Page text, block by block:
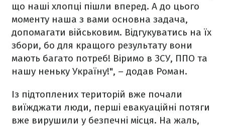
що наші хлопці пішли вперед. А до цього
моменту наша з вами основна задача,
допомагати військовим. Відгукуватись на їх
збори, бо для кращого результату вони
мають багато потреб! Віримо в ЗСУ, ППО та
нашу неньку Україну!", – додав Роман.
Із підтоплених територій вже почали
виїжджати люди, перші евакуаційні потяги
вже вирушили у безпечні місця. На жаль,